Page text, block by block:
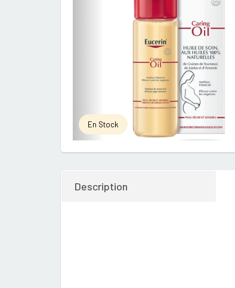
En Stock
Description